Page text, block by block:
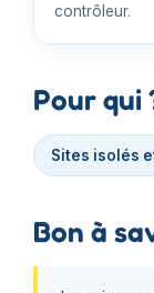
contrôleur.
Pour qui
Sites isolés
Bon à